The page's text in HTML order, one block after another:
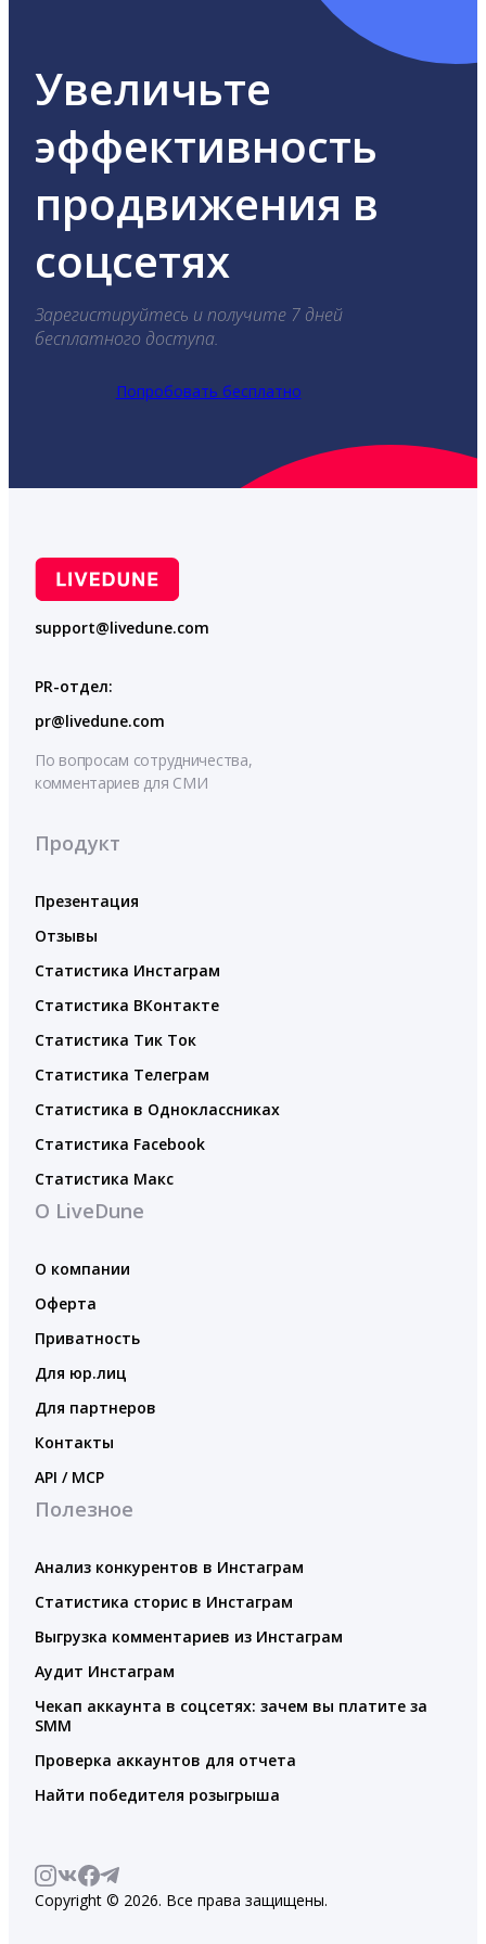
Увеличьте
эффективность
продвижения в
соцсетях
Зарегистируйтесь и получите 7 дней
бесплатного доступа.
Попробовать бесплатно
support@livedune.com
PR-отдел:
pr@livedune.com
По вопросам сотрудничества,
комментариев для СМИ
Продукт
Презентация
Отзывы
Статистика Инстаграм
Статистика ВКонтакте
Статистика Тик Ток
Статистика Телеграм
Статистика в Одноклассниках
Статистика Facebook
Статистика Макс
О LiveDune
О компании
Оферта
Приватность
Для юр.лиц
Для партнеров
Контакты
API / MCP
Полезное
Анализ конкурентов в Инстаграм
Статистика сторис в Инстаграм
Выгрузка комментариев из Инстаграм
Аудит Инстаграм
Чекап аккаунта в соцсетях: зачем вы платите за
SMM
Проверка аккаунтов для отчета
Найти победителя розыгрыша
Copyright © 2026. Все права защищены.